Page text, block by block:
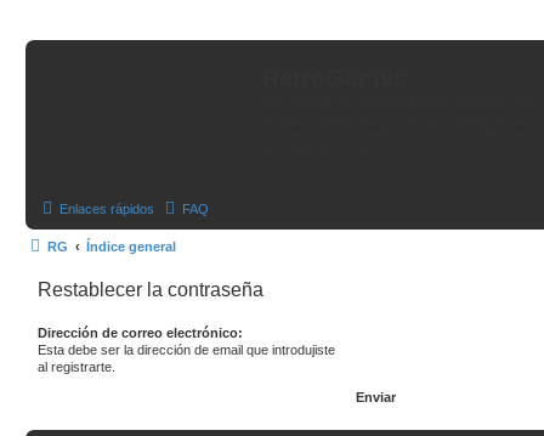
Enlaces rápidos FAQ
RG Índice general
Restablecer la contraseña
Dirección de correo electrónico:
Esta debe ser la dirección de email que introdujiste
al registrarte.